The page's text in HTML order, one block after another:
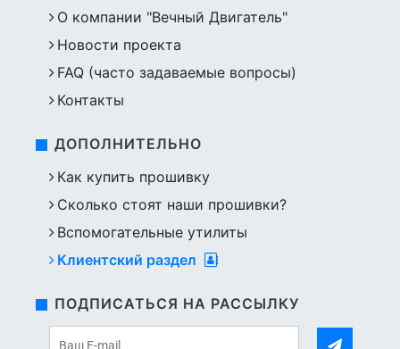
О компании "Вечный Двигатель"
Новости проекта
FAQ (часто задаваемые вопросы)
Контакты
ДОПОЛНИТЕЛЬНО
Как купить прошивку
Сколько стоят наши прошивки?
Вспомогательные утилиты
Клиентский раздел
ПОДПИСАТЬСЯ НА РАССЫЛКУ